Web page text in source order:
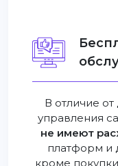
В отличие
управления
не имеют
платформ и
кроме